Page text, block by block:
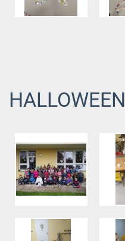
HALLOWEEN